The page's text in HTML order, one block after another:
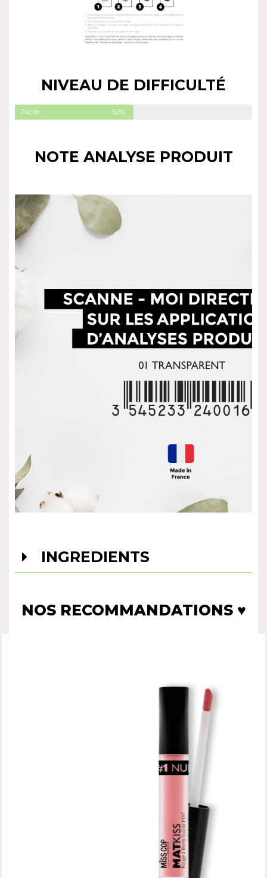
NIVEAU DE DIFFICULTÉ
Facile 50%
NOTE ANALYSE PRODUIT
INGREDIENTS
NOS RECOMMANDATIONS ♥